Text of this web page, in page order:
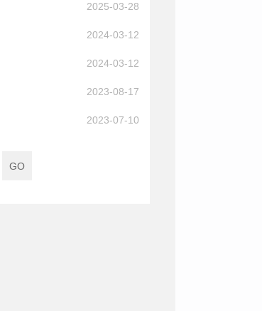
2025-03-28
2024-03-12
2024-03-12
2023-08-17
2023-07-10